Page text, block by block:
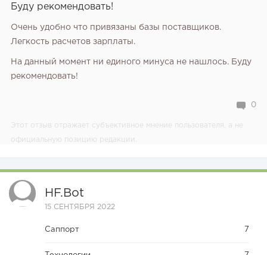
Буду рекомендовать!
Очень удобно что привязаны базы поставщиков.
Легкость расчетов зарплаты.
На данный момент ни единого минуса не нашлось. Буду
рекомендовать!
0
Этот отзыв отражает субъективное мнение пользователя, а не
официальную позицию редакции.
HF.bot
15 СЕНТЯБРЯ 2022
Саппорт 7